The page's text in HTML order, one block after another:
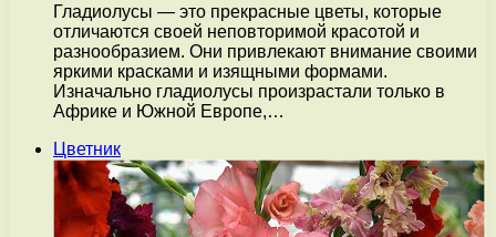
Гладиолусы — это прекрасные цветы, которые
отличаются своей неповторимой красотой и
разнообразием. Они привлекают внимание своими
яркими красками и изящными формами.
Изначально гладиолусы произрастали только в
Африке и Южной Европе,…
Цветник